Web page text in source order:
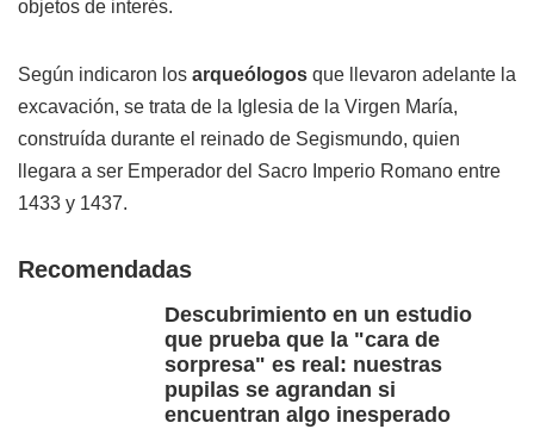
objetos de interés.
Según indicaron los arqueólogos que llevaron adelante la
excavación, se trata de la Iglesia de la Virgen María,
construída durante el reinado de Segismundo, quien
llegara a ser Emperador del Sacro Imperio Romano entre
1433 y 1437.
Recomendadas
Descubrimiento en un estudio
que prueba que la "cara de
sorpresa" es real: nuestras
pupilas se agrandan si
encuentran algo inesperado